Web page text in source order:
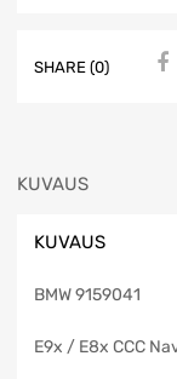
SHARE (0)
KUVAUS
KUVAUS
BMW 9159041
E9x / E8x CCC